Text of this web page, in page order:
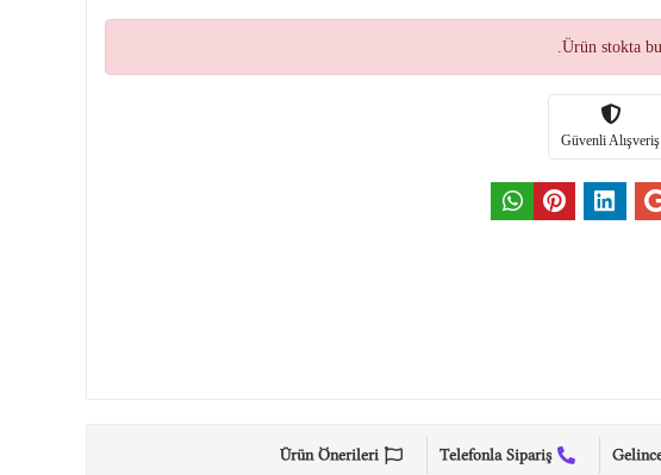
Ürün stokta
Güvenli Alışveriş
Telefonla Sipariş
Ürün Önerileri